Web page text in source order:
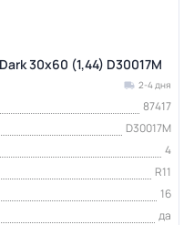
30x60 (1,44) D30017M
2-4 дня
87417
D30017M
4
R11
16
да